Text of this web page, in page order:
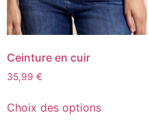
Ceinture en cuir
35,99 €
Choix des options